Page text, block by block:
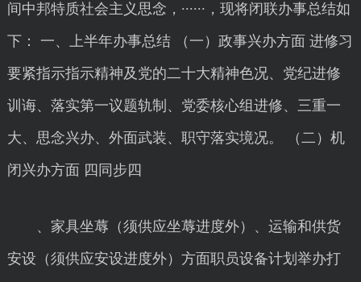
间中邦特质社会主义思念，······，现将闭联办事总结如
下： 一、上半年办事总结 （一）政事兴办方面 进修习
要紧指示指示精神及党的二十大精神色况、党纪进修
训诲、落实第一议题轨制、党委核心组进修、三重一
大、思念兴办、外面武装、职守落实境况。 （二）机
闭兴办方面 四同步四
、家具坐蓐（须供应坐蓐进度外）、运输和供货
安设（须供应安设进度外）方面职员设备计划举办打